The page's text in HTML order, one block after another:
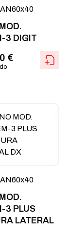
3 DIGIT
€
3 PLUS
LATERAL